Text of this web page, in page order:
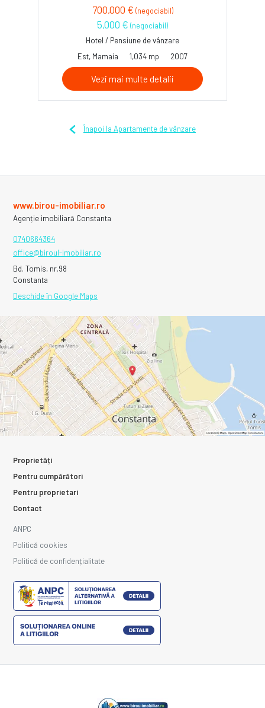
700,000 € (negociabil)
5,000 € (negociabil)
Hotel / Pensiune de vânzare
Est, Mamaia
1,034 mp 2007
Vezi mai multe detalii
Înapoi la Apartamente de vânzare
www.birou-imobiliar.ro
Agenție imobiliară Constanta
0740664364
office@biroul-imobiliar.ro
Bd. Tomis, nr.98
Constanta
Deschide în Google Maps
Proprietăți
Pentru cumpărători
Pentru proprietari
Contact
ANPC
Politică cookies
Politică de confidențialitate